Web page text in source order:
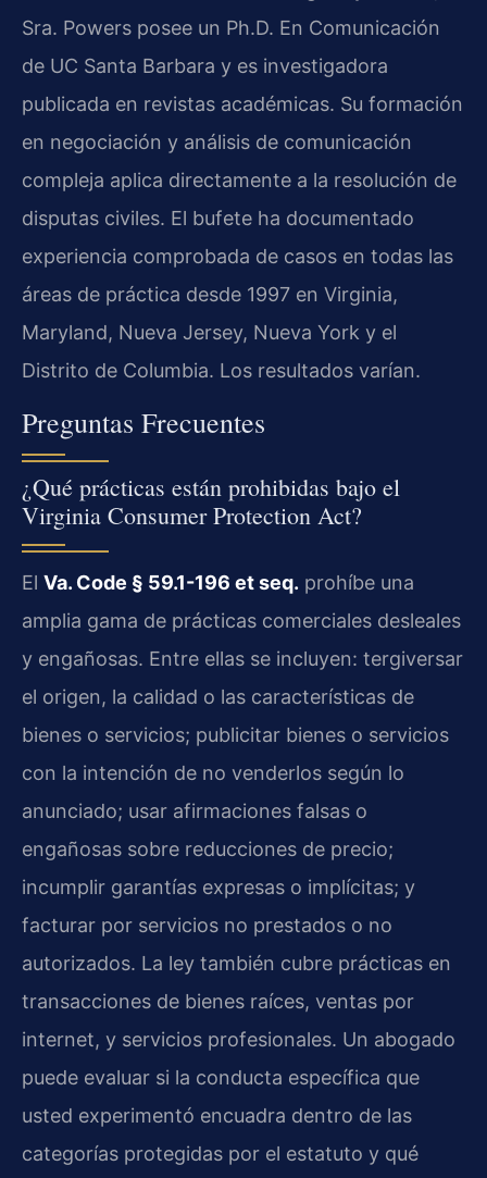
Sra. Powers posee un Ph.D. En Comunicación
de UC Santa Barbara y es investigadora
publicada en revistas académicas. Su formación
en negociación y análisis de comunicación
compleja aplica directamente a la resolución de
disputas civiles. El bufete ha documentado
experiencia comprobada de casos en todas las
áreas de práctica desde 1997 en Virginia,
Maryland, Nueva Jersey, Nueva York y el
Distrito de Columbia. Los resultados varían.
Preguntas Frecuentes
¿Qué prácticas están prohibidas bajo el
Virginia Consumer Protection Act?
El Va. Code § 59.1-196 et seq. prohíbe una
amplia gama de prácticas comerciales desleales
y engañosas. Entre ellas se incluyen: tergiversar
el origen, la calidad o las características de
bienes o servicios; publicitar bienes o servicios
con la intención de no venderlos según lo
anunciado; usar afirmaciones falsas o
engañosas sobre reducciones de precio;
incumplir garantías expresas o implícitas; y
facturar por servicios no prestados o no
autorizados. La ley también cubre prácticas en
transacciones de bienes raíces, ventas por
internet, y servicios profesionales. Un abogado
puede evaluar si la conducta específica que
usted experimentó encuadra dentro de las
categorías protegidas por el estatuto y qué